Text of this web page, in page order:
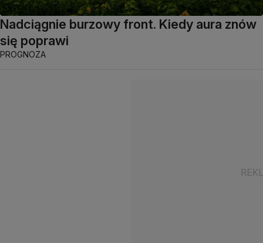
Nadciągnie burzowy front. Kiedy aura znów
się poprawi
PROGNOZA